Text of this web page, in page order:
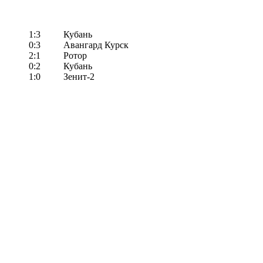
1:3
Кубань
0:3
Авангард Курск
2:1
Ротор
0:2
Кубань
1:0
Зенит-2